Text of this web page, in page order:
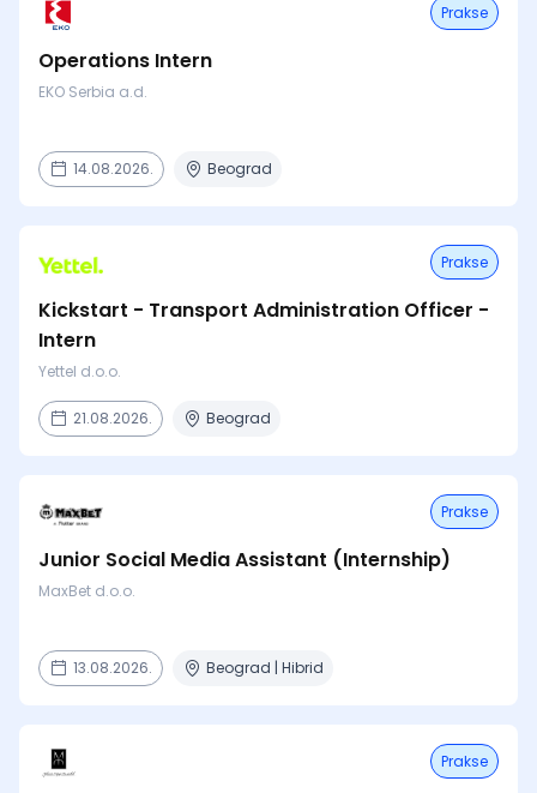
Prakse
Operations Intern
EKO Serbia a.d.
14.08.2026. Beograd
Prakse
Kickstart - Transport Administration Officer -
Intern
Yettel d.o.o.
21.08.2026. Beograd
Prakse
Junior Social Media Assistant (Internship)
MaxBet d.o.o.
13.08.2026. Beograd | Hibrid
Prakse